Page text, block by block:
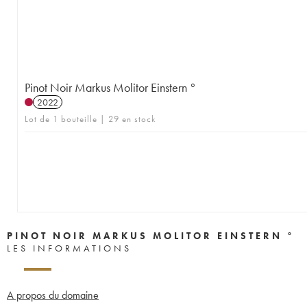
Pinot Noir Markus Molitor Einstern °
2022
Lot de 1 bouteille | 29 en stock
PINOT NOIR MARKUS MOLITOR EINSTERN °
LES INFORMATIONS
A propos du domaine